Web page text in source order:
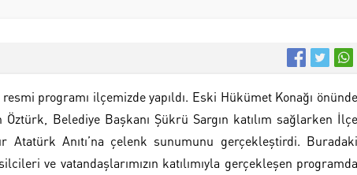
programı ilçemizde yapıldı. Eski Hükümet Konağı önünde
Belediye Başkanı Şükrü Sargın katılım sağlarken İlçe
Anıtı’na çelenk sunumunu gerçekleştirdi. Buradaki
ve vatandaşlarımızın katılımıyla gerçekleşen programda